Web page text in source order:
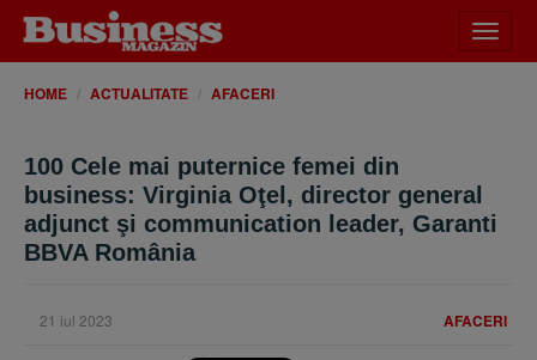
meniu
HOME ACTUALITATE AFACERI
100 Cele mai puternice femei din
business: Virginia Oţel, director general
adjunct şi communication leader, Garanti
BBVA România
AFACERI
21 iul 2023